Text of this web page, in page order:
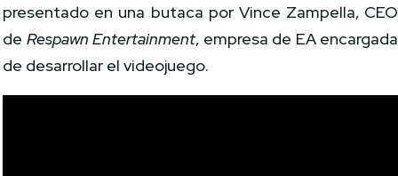
presentado en una butaca por Vince Zampella, CEO
de Respawn Entertainment, empresa de EA encargada
de desarrollar el videojuego.